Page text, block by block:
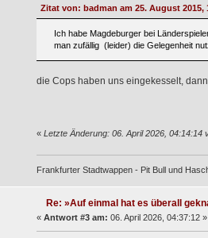
Zitat von: badman am 25. August 2015,
Ich habe Magdeburger bei
man zufällig (leider) die Gelegenheit
die Cops haben uns eingekesselt,
« Letzte Änderung: 06. April 2026, 04:14:14
Frankfurter Stadtwappen - Pit Bull und
Re: »Auf einmal hat es überall
« Antwort #3 am: 06. April 2026, 04:37:12 »